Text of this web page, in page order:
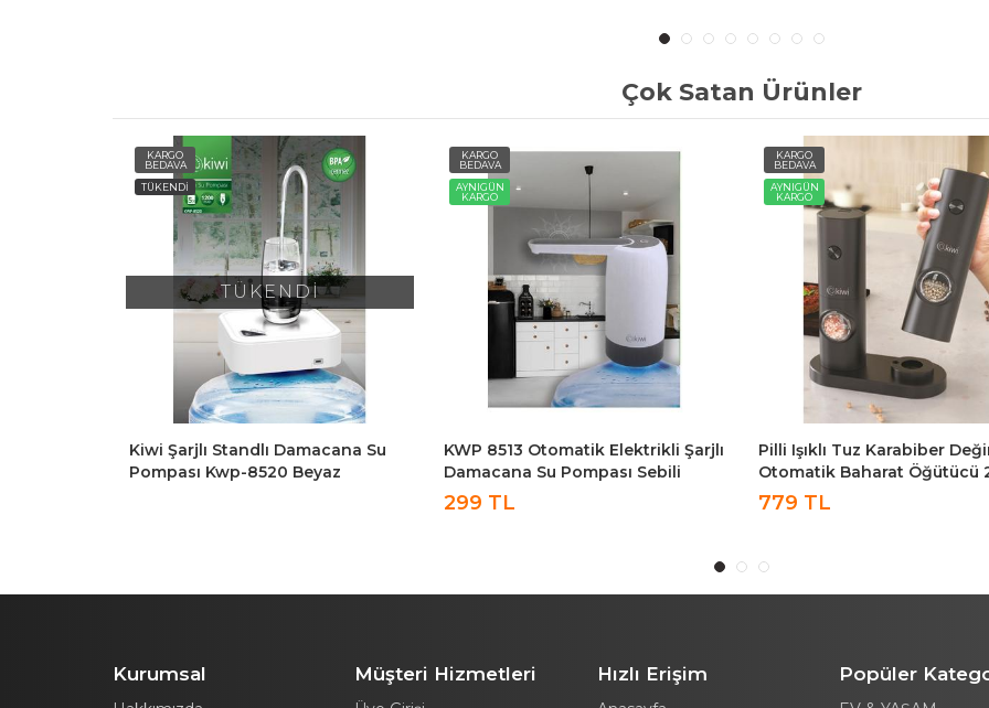
Çok Satan Ürünler
KARGO
BEDAVA
AYNIGÜN
KARGO
KWP 8513 Otomatik Elektrikli Şarjlı
Damacana Su Pompası Sebili
KARGO
BEDAVA
AYNIGÜN
KARGO
Pilli Işıklı Tuz Karabiber Değirmeni
Otomatik Baharat Öğütücü 2li
Paket KSPG-4850
779 TL
KARGO
BEDAVA
AYNIGÜN
KARGO
Kiwi KSPG-4819 200W 70gr
Kapasite XL Paslanmaz
Kahve Ve Baharat Öğütücü
749 TL
Kurumsal Müşteri Hizmetleri Hızlı Erişim Popüler